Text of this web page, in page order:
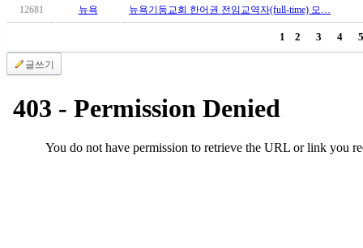
지
입
발
부
12681 뉴욕 뉴욕기둥교회 한어권 전임교역자(full-time) 모…
1 2 3 4 5
글쓰기